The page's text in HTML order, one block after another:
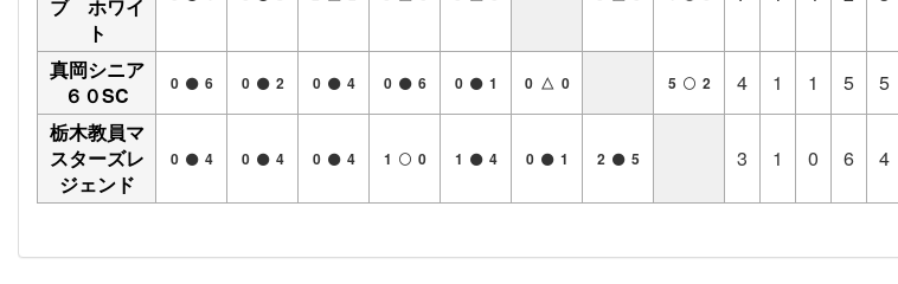
ブ ホワイ
ト
真岡シニア
６０SC
0 6 0 2 0 4 0 6 0 1 0 △ 0 5 2 4 1 1 5 5
栃木教員マ
スターズレ
ジェンド
0 4 0 4 0 4 1 0 1 4 0 1 2 5 3 1 0 6 4